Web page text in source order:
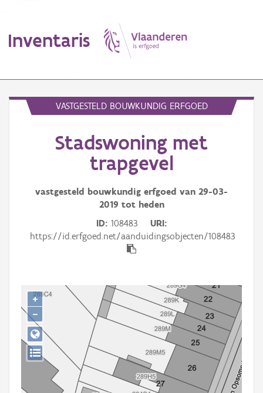
Inventaris
Erfgoedobject
Waarneming
Gebeurtenis
Downloads
Hergebruik
Aanmelden
VASTGESTELD BOUWKUNDIG ERFGOED
Stadswoning met
trapgevel
vastgesteld bouwkundig erfgoed van 29-03-
2019 tot heden
ID 108483
URI
https://id.erfgoed.net/aanduidingsobjecten/108483
+
−